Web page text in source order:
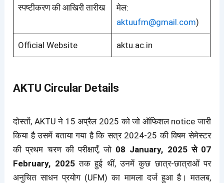
स्पष्टीकरण की आखिरी तारीख
मेल:
aktuufm@gmail.com)
Official Website aktu.ac.in
AKTU Circular Details
दोस्तों, AKTU ने 15 अप्रैल 2025 को जो ऑफिशल notice जारी
किया है उसमें बताया गया है कि सत्र 2024-25 की विषम सेमेस्टर
की प्रथम चरण की परीक्षाएँ, जो 08 January, 2025 से 07
February, 2025तक हुई थीं, उनमें कुछ छात्र-छात्राओं पर
अनुचित साधन प्रयोग (UFM) का मामला दर्ज हुआ है। मतलब,